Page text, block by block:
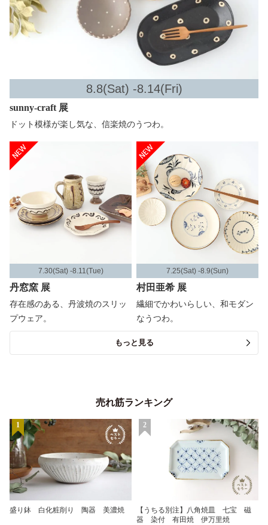
8.8(Sat) -8.14(Fri)
sunny-craft 展
ドット模様が楽し気な、信楽焼のうつわ。
7.30(Sat) -8.11(Tue)
丹窓窯 展
存在感のある、丹波焼のスリッ
プウェア。
7.25(Sat) -8.9(Sun)
村田亜希 展
繊細でかわいらしい、和モダン
なうつわ。
もっと見る
売れ筋ランキング
1
盛り鉢 白化粧削り 陶器 美濃焼
2
【うちる別注】八角焼皿 七宝 磁
器 染付 有田焼 伊万里焼